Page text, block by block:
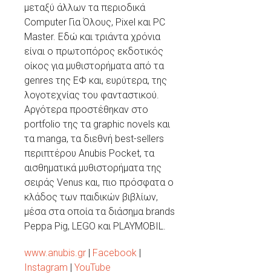
μεταξύ άλλων τα περιοδικά
Computer Για Όλους, Pixel και PC
Master. Εδώ και τριάντα χρόνια
είναι ο πρωτοπόρος εκδοτικός
οίκος για μυθιστορήματα από τα
genres της ΕΦ και, ευρύτερα, της
λογοτεχνίας του φανταστικού.
Αργότερα προστέθηκαν στο
portfolio της τα graphic novels και
τα manga, τα διεθνή best-sellers
περιπτέρου Anubis Pocket, τα
αισθηματικά μυθιστορήματα της
σειράς Venus και, πιο πρόσφατα ο
κλάδος των παιδικών βιβλίων,
μέσα στα οποία τα διάσημα brands
Peppa Pig, LEGO και PLAYMOBIL.
www.anubis.gr | Facebook |
Instagram | YouTube